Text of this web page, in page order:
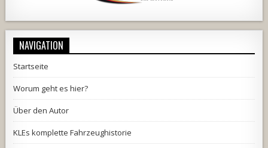
NAVIGATION
Startseite
Worum geht es hier?
Über den Autor
KLEs komplette Fahrzeughistorie